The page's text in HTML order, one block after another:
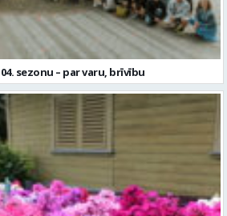
sezonu – par varu, brīvību